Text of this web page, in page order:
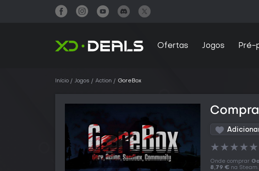
Ofertas Jogos Pré-
Início Jogos Action GoreBox
★★★★★
Onde comprar
8,79 € na